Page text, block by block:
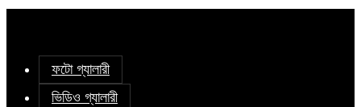
ফটো গ্যালারী
ভিডিও গ্যালারী